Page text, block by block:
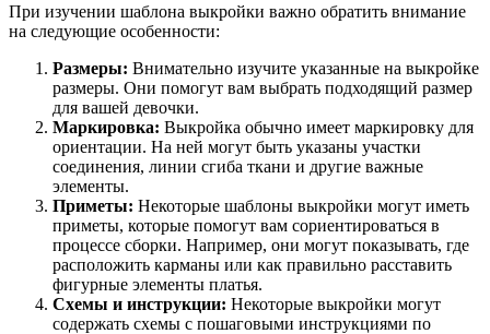
При изучении шаблона выкройки важно обратить внимание
на следующие особенности:
Размеры: Внимательно изучите указанные на выкройке
размеры. Они помогут вам выбрать подходящий размер
для вашей девочки.
Маркировка: Выкройка обычно имеет маркировку для
ориентации. На ней могут быть указаны участки
соединения, линии сгиба ткани и другие важные
элементы.
Приметы: Некоторые шаблоны выкройки могут иметь
приметы, которые помогут вам сориентироваться в
процессе сборки. Например, они могут показывать, где
расположить карманы или как правильно расставить
фигурные элементы платья.
Схемы и инструкции: Некоторые выкройки могут
содержать схемы с пошаговыми инструкциями по